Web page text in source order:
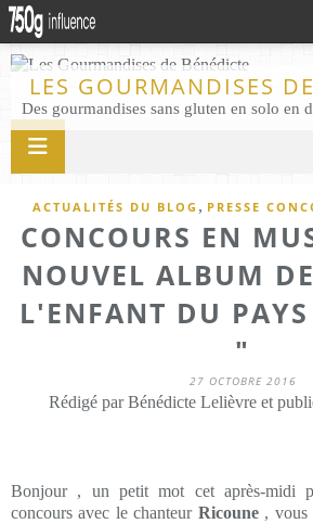
LES GOURMANDISES
ACTUALITÉS DU BLOG , PRESSE
CONCOURS EN
NOUVEL ALBUM
L'ENFANT DU
"
27 OCTOBRE 2016
Rédigé par Bénédicte Lelièvre et
Bonjour , un petit mot cet après-midi
concours avec le chanteur Ricoune , vous